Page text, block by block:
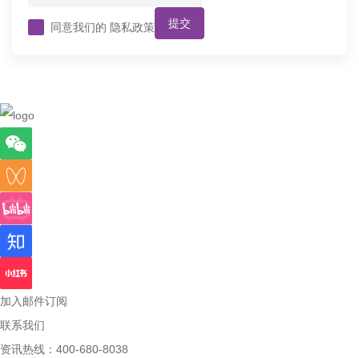
同意我们的 隐私政策 提交
加入邮件订阅
联系我们
资讯热线：400-680-8038